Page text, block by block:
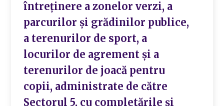
întreținere a zonelor verzi, a
parcurilor și grădinilor publice,
a terenurilor de sport, a
locurilor de agrement și a
terenurilor de joacă pentru
copii, administrate de către
Sectorul 5, cu completările și